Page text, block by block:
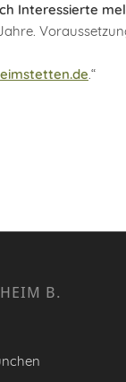
Interessierte
.“
B.